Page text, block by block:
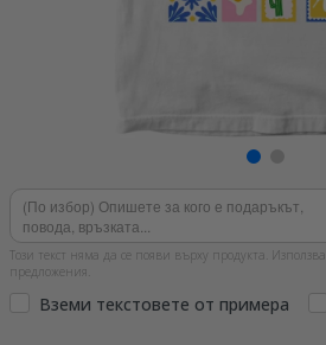
Този текст няма да се появи върху продукта.
предложения.
Вземи текстовете от примера